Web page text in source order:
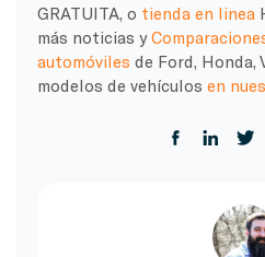
GRATUITA, o tienda en linea
más noticias y
automóviles de Ford, Honda,
modelos de vehículos en